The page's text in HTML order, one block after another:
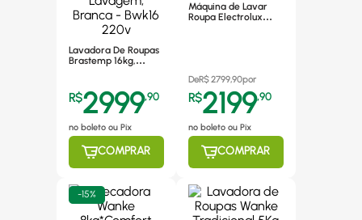
Lavadora De Roupas
Brastemp 16kg,
Lavagem, Branca -
Bwk16 220v
R$2999,90
no boleto ou Pix
COMPRAR
Máquina de Lavar
Roupa Electrolux
DeR$2799,90por
R$2199,90
no boleto ou Pix
COMPRAR
-15%